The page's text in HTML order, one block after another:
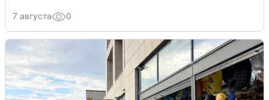
7 августа 0